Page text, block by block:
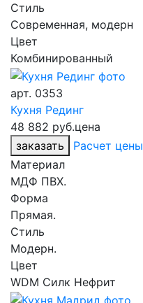
Стиль
Современная, модерн
Цвет
Комбинированный
арт. 0353
Кухня Рединг
48 882 руб.цена
заказать
Расчет цены
Материал
МДФ ПВХ.
Форма
Прямая.
Стиль
Модерн.
Цвет
WDM Силк Нефрит